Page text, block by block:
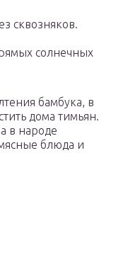
сквозняков.
солнечных
бамбука, в
дома тимьян.
в народе
блюда и